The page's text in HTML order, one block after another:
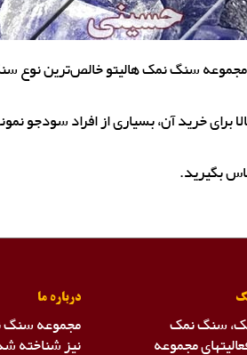
سنگ نمک هالیتو خالص‌ترین نوع
برای خرید آن، بسیاری از افراد سودجو
بگیرید.
سنگ نمک
مجموعه
درباره ما
مجموعه سنگ
نیز شناخته